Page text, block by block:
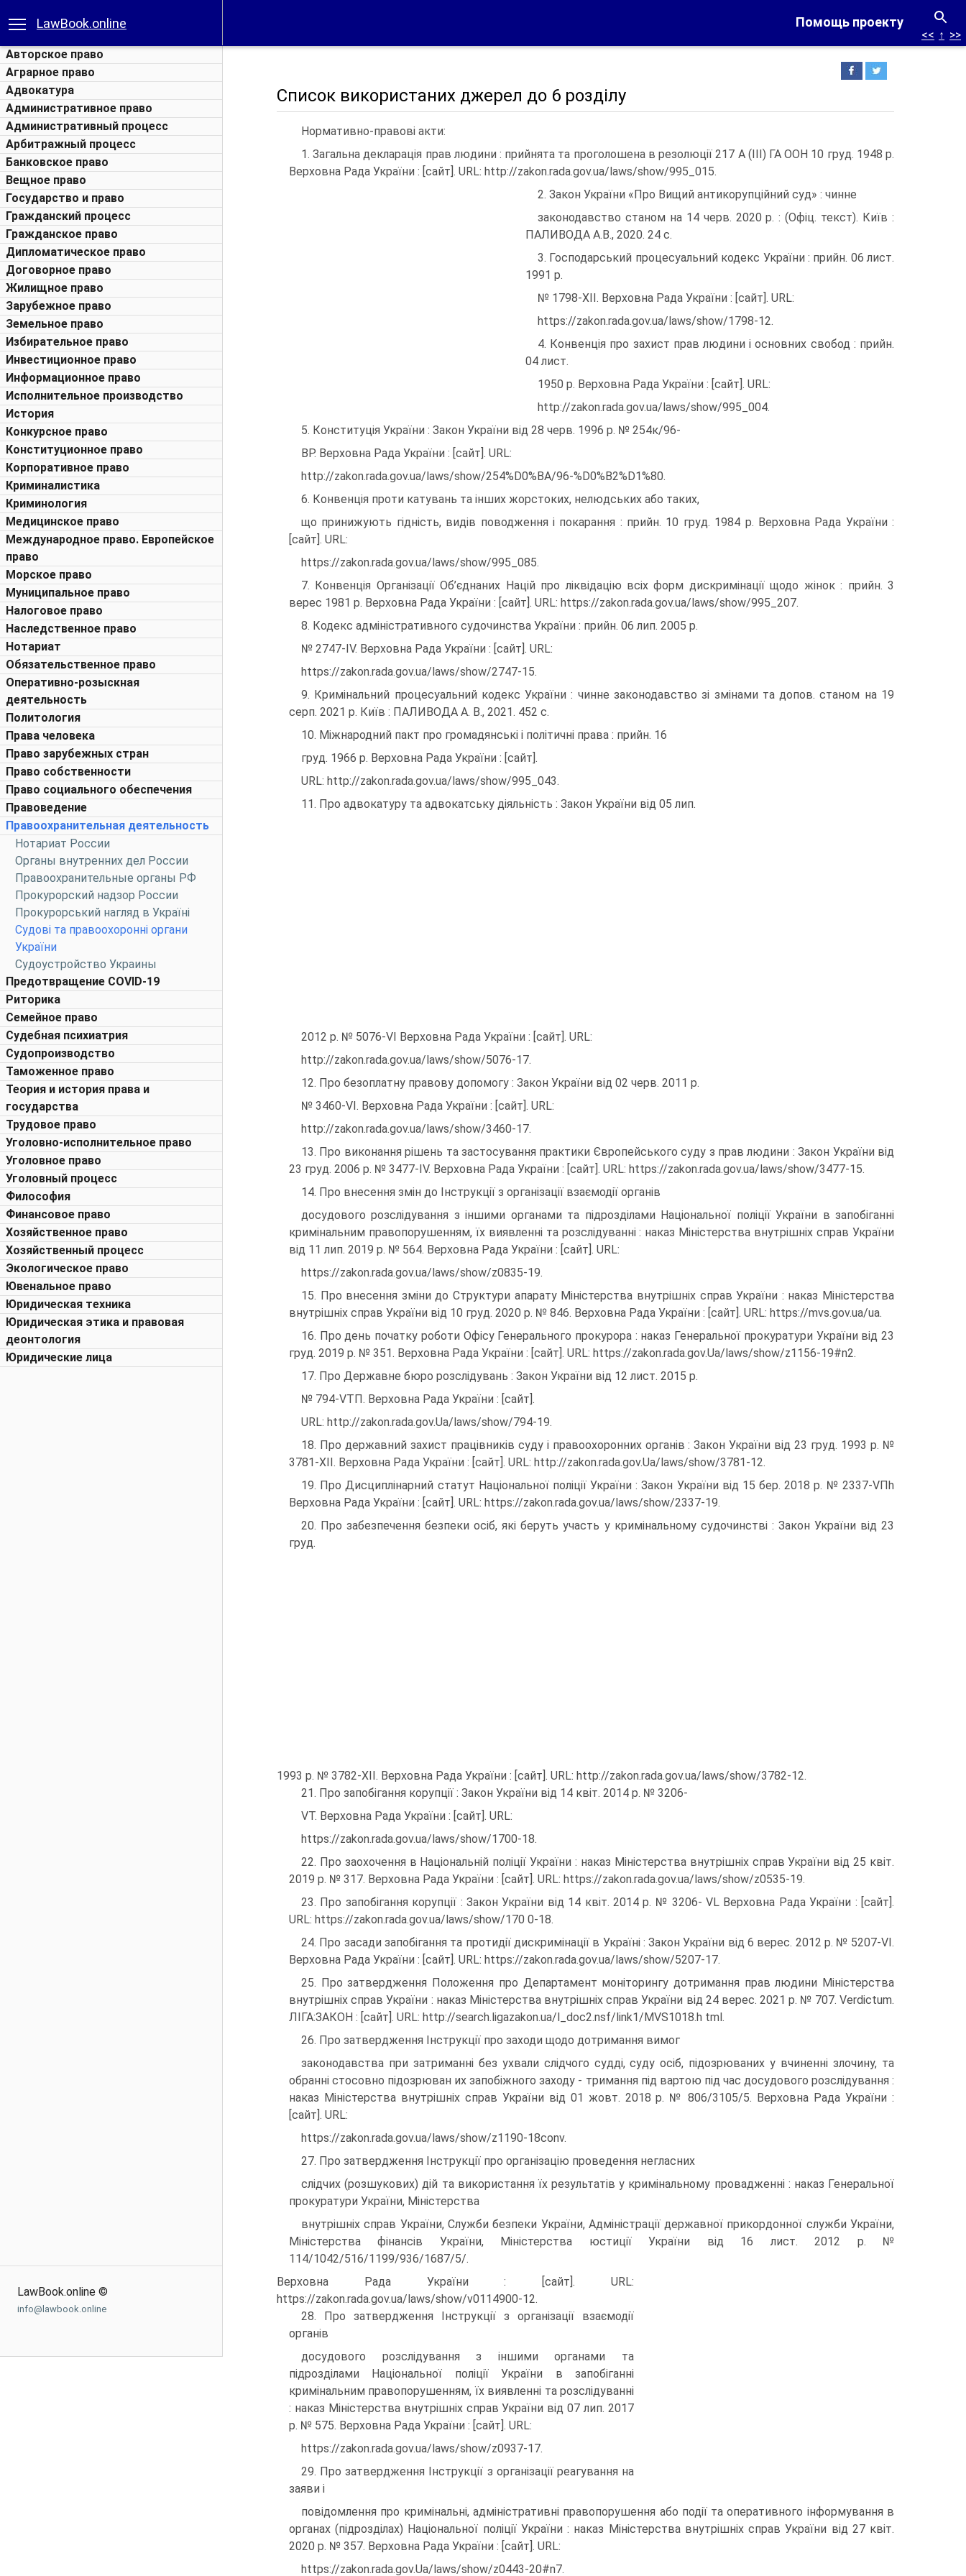
Помощь проекту
LawBook.online
Авторское право
Аграрное право
Адвокатура
Административное право
Административный процесс
Арбитражный процесс
Банковское право
Вещное право
Государство и право
Гражданский процесс
Гражданское право
Дипломатическое право
Договорное право
Жилищное право
Зарубежное право
Земельное право
Избирательное право
Инвестиционное право
Информационное право
Исполнительное производство
История
Конкурсное право
Конституционное право
Корпоративное право
Криминалистика
Криминология
Медицинское право
Международное право. Европейское
право
Морское право
Муниципальное право
Налоговое право
Наследственное право
Нотариат
Обязательственное право
Оперативно-розыскная
деятельность
Политология
Права человека
Право зарубежных стран
Право собственности
Право социального обеспечения
Правоведение
Правоохранительная деятельность
Нотариат России
Органы внутренних дел России
Правоохранительные органы РФ
Прокурорский надзор России
Прокурорський нагляд в Україні
Судові та правоохоронні органи
України
Судоустройство Украины
Предотвращение COVID-19
Риторика
Семейное право
Судебная психиатрия
Судопроизводство
Таможенное право
Теория и история права и
государства
Трудовое право
Уголовно-исполнительное право
Уголовное право
Уголовный процесс
Философия
Финансовое право
Хозяйственное право
Хозяйственный процесс
Экологическое право
Ювенальное право
Юридическая техника
Юридическая этика и правовая
деонтология
Юридические лица
LawBook.online ©
info@lawbook.online
<< ↑ >>
Список використаних джерел до 6 розділу
Нормативно-правові акти:
1. Загальна декларація прав людини : прийнята та проголошена в резолюції 217 А (III) ГА ООН 10 груд. 1948 р.
Верховна Рада України : [сайт]. URL: http://zakon.rada.gov.ua/laws/show/995_015.
2. Закон України «Про Вищий антикорупційний суд» : чинне
законодавство станом на 14 черв. 2020 р. : (Офіц. текст). Київ :
ПАЛИВОДА А.В., 2020. 24 с.
3. Господарський процесуальний кодекс України : прийн. 06 лист.
1991 р.
№ 1798-XII. Верховна Рада України : [сайт]. URL:
https://zakon.rada.gov.ua/laws/show/1798-12.
4. Конвенція про захист прав людини і основних свобод : прийн.
04 лист.
1950 р. Верховна Рада України : [сайт]. URL:
http://zakon.rada.gov.ua/laws/show/995_004.
5. Конституція України : Закон України від 28 черв. 1996 р. № 254к/96-
ВР. Верховна Рада України : [сайт]. URL:
http://zakon.rada.gov.ua/laws/show/254%D0%BA/96-%D0%B2%D1%80.
6. Конвенція проти катувань та інших жорстоких, нелюдських або таких,
що принижують гідність, видів поводження і покарання : прийн. 10 груд. 1984 р. Верховна Рада України :
[сайт]. URL:
https://zakon.rada.gov.ua/laws/show/995_085.
7. Конвенція Організації Об’єднаних Націй про ліквідацію всіх форм дискримінації щодо жінок : прийн. 3
верес 1981 р. Верховна Рада України : [сайт]. URL: https://zakon.rada.gov.ua/laws/show/995_207.
8. Кодекс адміністративного судочинства України : прийн. 06 лип. 2005 р.
№ 2747-IV. Верховна Рада України : [сайт]. URL:
https://zakon.rada.gov.ua/laws/show/2747-15.
9. Кримінальний процесуальний кодекс України : чинне законодавство зі змінами та допов. станом на 19
серп. 2021 р. Київ : ПАЛИВОДА А. В., 2021. 452 с.
10. Міжнародний пакт про громадянські і політичні права : прийн. 16
груд. 1966 р. Верховна Рада України : [сайт].
URL: http://zakon.rada.gov.ua/laws/show/995_043.
11. Про адвокатуру та адвокатську діяльність : Закон України від 05 лип.
2012 р. № 5076-VI Верховна Рада України : [сайт]. URL:
http://zakon.rada.gov.ua/laws/show/5076-17.
12. Про безоплатну правову допомогу : Закон України від 02 черв. 2011 р.
№ 3460-VI. Верховна Рада України : [сайт]. URL:
http://zakon.rada.gov.ua/laws/show/3460-17.
13. Про виконання рішень та застосування практики Європейського суду з прав людини : Закон України від
23 груд. 2006 р. № 3477-IV. Верховна Рада України : [сайт]. URL: https://zakon.rada.gov.ua/laws/show/3477-15.
14. Про внесення змін до Інструкції з організації взаємодії органів
досудового розслідування з іншими органами та підрозділами Національної поліції України в запобіганні
кримінальним правопорушенням, їх виявленні та розслідуванні : наказ Міністерства внутрішніх справ України
від 11 лип. 2019 р. № 564. Верховна Рада України : [сайт]. URL:
https://zakon.rada.gov.ua/laws/show/z0835-19.
15. Про внесення зміни до Структури апарату Міністерства внутрішніх справ України : наказ Міністерства
внутрішніх справ України від 10 груд. 2020 р. № 846. Верховна Рада України : [сайт]. URL: https://mvs.gov.ua/ua.
16. Про день початку роботи Офісу Генерального прокурора : наказ Генеральної прокуратури України від 23
груд. 2019 р. № 351. Верховна Рада України : [сайт]. URL: https://zakon.rada.gov.Ua/laws/show/z1156-19#n2.
17. Про Державне бюро розслідувань : Закон України від 12 лист. 2015 р.
№ 794-VTΠ. Верховна Рада України : [сайт].
URL: http://zakon.rada.gov.Ua/laws/show/794-19.
18. Про державний захист працівників суду і правоохоронних органів : Закон України від 23 груд. 1993 р. №
3781-ХІІ. Верховна Рада України : [сайт]. URL: http://zakon.rada.gov.Ua/laws/show/3781-12.
19. Про Дисциплінарний статут Національної поліції України : Закон України від 15 бер. 2018 р. № 2337-VΠh
Верховна Рада України : [сайт]. URL: https://zakon.rada.gov.ua/laws/show/2337-19.
20. Про забезпечення безпеки осіб, які беруть участь у кримінальному судочинстві : Закон України від 23
груд.
1993 р. № 3782-ХІІ. Верховна Рада України : [сайт]. URL: http://zakon.rada.gov.ua/laws/show/3782-12.
21. Про запобігання корупції : Закон України від 14 квіт. 2014 р. № 3206-
VT. Верховна Рада України : [сайт]. URL:
https://zakon.rada.gov.ua/laws/show/1700-18.
22. Про заохочення в Національній поліції України : наказ Міністерства внутрішніх справ України від 25 квіт.
2019 р. № 317. Верховна Рада України : [сайт]. URL: https://zakon.rada.gov.ua/laws/show/z0535-19.
23. Про запобігання корупції : Закон України від 14 квіт. 2014 р. № 3206- VL Верховна Рада України : [сайт].
URL: https://zakon.rada.gov.ua/laws/show/170 0-18.
24. Про засади запобігання та протидії дискримінації в Україні : Закон України від 6 верес. 2012 р. № 5207-VI.
Верховна Рада України : [сайт]. URL: https://zakon.rada.gov.ua/laws/show/5207-17.
25. Про затвердження Положення про Департамент моніторингу дотримання прав людини Міністерства
внутрішніх справ України : наказ Міністерства внутрішніх справ України від 24 верес. 2021 р. № 707. Verdictum.
ЛІГА:ЗАКОН : [сайт]. URL: http://search.ligazakon.ua/l_doc2.nsf/link1/MVS1018.h tml.
26. Про затвердження Інструкції про заходи щодо дотримання вимог
законодавства при затриманні без ухвали слідчого судді, суду осіб, підозрюваних у вчиненні злочину, та
обранні стосовно підозрюван их запобіжного заходу - тримання під вартою під час досудового розслідування :
наказ Міністерства внутрішніх справ України від 01 жовт. 2018 р. № 806/3105/5. Верховна Рада України :
[сайт]. URL:
https://zakon.rada.gov.ua/laws/show/z1190-18conv.
27. Про затвердження Інструкції про організацію проведення негласних
слідчих (розшукових) дій та використання їх результатів у кримінальному провадженні : наказ Генеральної
прокуратури України, Міністерства
внутрішніх справ України, Служби безпеки України, Адміністрації державної прикордонної служби України,
Міністерства фінансів України, Міністерства юстиції України від 16 лист. 2012 р. №
114/1042/516/1199/936/1687/5/.
Верховна Рада України : [сайт]. URL:
https://zakon.rada.gov.ua/laws/show/v0114900-12.
28. Про затвердження Інструкції з організації взаємодії
органів
досудового розслідування з іншими органами та
підрозділами Національної поліції України в запобіганні
кримінальним правопорушенням, їх виявленні та розслідуванні
: наказ Міністерства внутрішніх справ України від 07 лип. 2017
р. № 575. Верховна Рада України : [сайт]. URL:
https://zakon.rada.gov.ua/laws/show/z0937-17.
29. Про затвердження Інструкції з організації реагування на
заяви і
повідомлення про кримінальні, адміністративні правопорушення або події та оперативного інформування в
органах (підрозділах) Національної поліції України : наказ Міністерства внутрішніх справ України від 27 квіт.
2020 р. № 357. Верховна Рада України : [сайт]. URL:
https://zakon.rada.gov.Ua/laws/show/z0443-20#n7.